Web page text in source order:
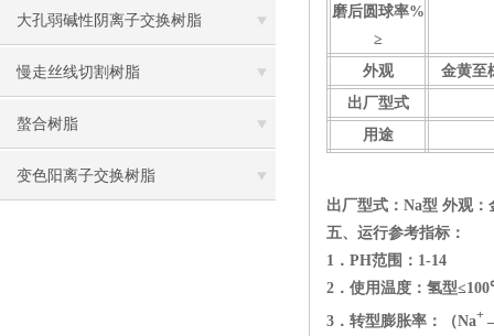
大孔弱碱性阴离子交换树脂
慢走丝线切割树脂
螯合树脂
变色阳离子交换树脂
磨后圆球率%
≥
外观
金黄至
出厂型式
用途
出厂型式： Na型 外观：
五、运行参考指标：
1． PH范围： 1-14
2．使用温度：氢型≤
3．转型膨胀率：（Na+